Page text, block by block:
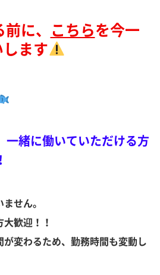
に、 こちらを今一
ます
一緒に働いていただける方
せん。
歓迎！！
が変わるため、勤務時間も変動し